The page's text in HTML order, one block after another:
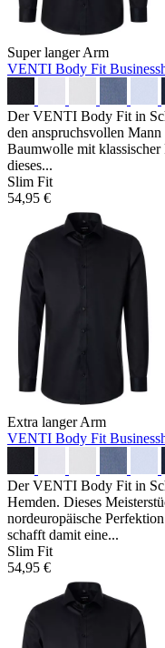
Super langer Arm
VENTI Body Fit
Der VENTI Body Fit in
den anspruchsvollen
Baumwolle mit
dieses...
Slim Fit
54,95 €
Extra langer Arm
VENTI Body Fit
Der VENTI Body Fit in
Hemden. Dieses
nordeuropäische
schafft damit eine...
Slim Fit
54,95 €